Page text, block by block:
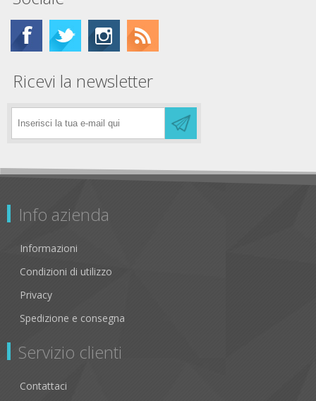
Ricevi la newsletter
Info azienda
Informazioni
Condizioni di utilizzo
Privacy
Spedizione e consegna
Servizio clienti
Contattaci